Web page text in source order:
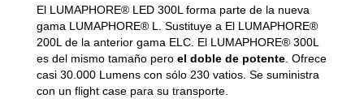
El LUMAPHORE® LED 300L forma parte de la nueva
gama LUMAPHORE® L. Sustituye a El LUMAPHORE®
200L de la anterior gama ELC. El LUMAPHORE® 300L
es del mismo tamaño pero el doble de potente. Ofrece
casi 30.000 Lumens con sólo 230 vatios. Se suministra
con un flight case para su transporte.